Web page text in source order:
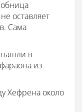
оставляет
Сама
нашли в
из
Хефрена около